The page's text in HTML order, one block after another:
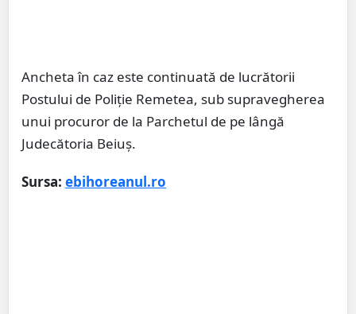
Ancheta în caz este continuată de lucrătorii
Postului de Poliție Remetea, sub supravegherea
unui procuror de la Parchetul de pe lângă
Judecătoria Beiuş.
Sursa: ebihoreanul.ro